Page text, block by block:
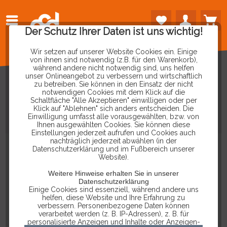
Der Schutz Ihrer Daten ist uns wichtig!
Wir setzen auf unserer Website Cookies ein. Einige
von ihnen sind notwendig (z.B. für den Warenkorb),
während andere nicht notwendig sind, uns helfen
unser Onlineangebot zu verbessern und wirtschaftlich
zu betreiben. Sie können in den Einsatz der nicht
notwendigen Cookies mit dem Klick auf die
Schaltfläche "Alle Akzeptieren" einwilligen oder per
Klick auf "Ablehnen" sich anders entscheiden. Die
Einwilligung umfasst alle vorausgewählten, bzw. von
Ihnen ausgewählten Cookies. Sie können diese
Einstellungen jederzeit aufrufen und Cookies auch
nachträglich jederzeit abwählen (in der
Datenschutzerklärung und im Fußbereich unserer
Website).
Weitere Hinweise erhalten Sie in unserer
Datenschutzerklärung
Einige Cookies sind essenziell, während andere uns
helfen, diese Website und Ihre Erfahrung zu
verbessern. Personenbezogene Daten können
verarbeitet werden (z. B. IP-Adressen), z. B. für
personalisierte Anzeigen und Inhalte oder Anzeigen-
2X2 ZU 16 POL OBD
KABELADAPTER